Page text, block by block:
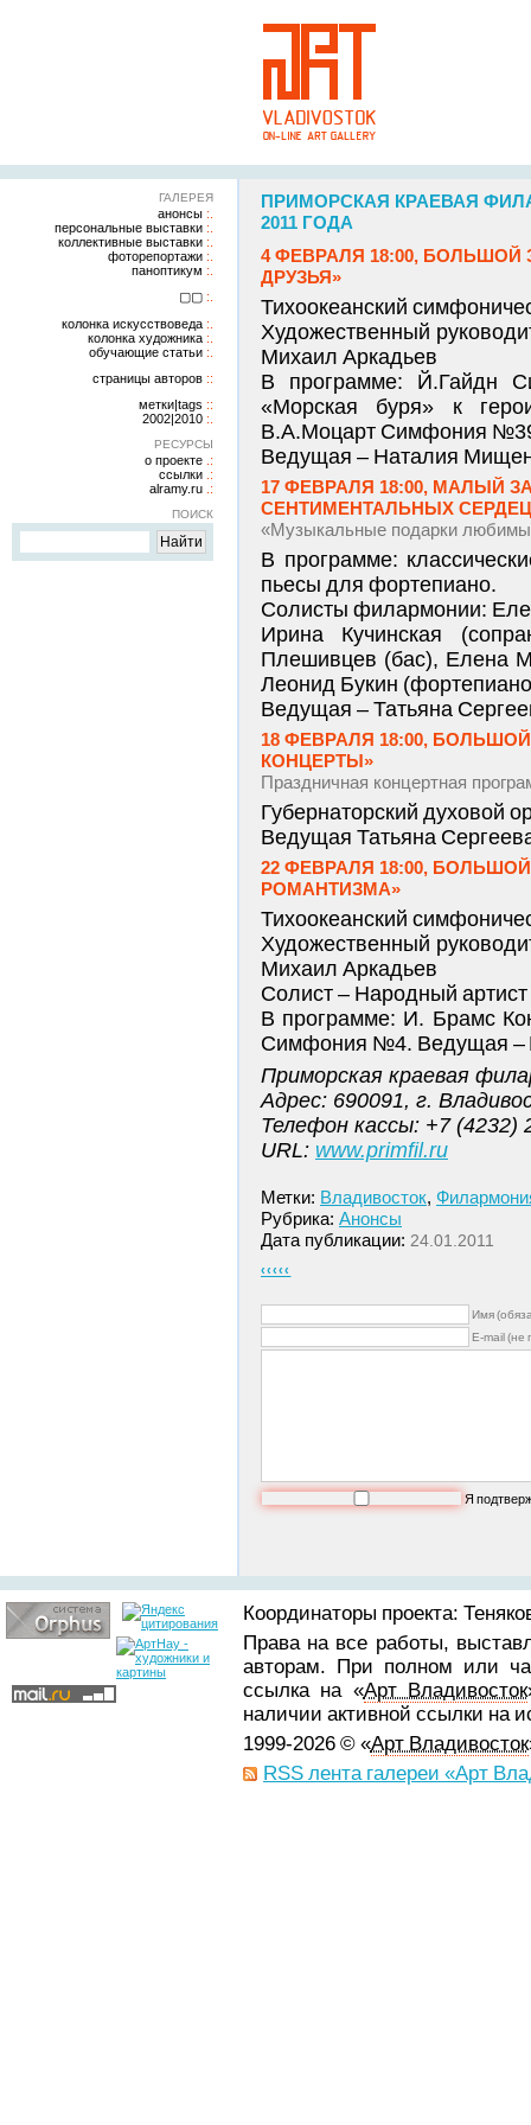
ГАЛЕРЕЯ
анонсы
персональные выставки
коллективные выставки
фоторепортажи
паноптикум
▢▢
колонка искусствоведа
колонка художника
обучающие статьи
страницы авторов
метки|tags
2002|2010
РЕСУРСЫ
о проекте
ссылки
alramy.ru
ПОИСК
ПРИМОРСКАЯ КРАЕВАЯ
2011 ГОДА
4 ФЕВРАЛЯ 18:00,
ДРУЗЬЯ»
Тихоокеанский
Художественный
Михаил Аркадьев
В программе: Й.Гайдн
«Морская буря» к
В.А.Моцарт Симфония
Ведущая – Наталия
17 ФЕВРАЛЯ 18:00, МАЛЫЙ
СЕНТИМЕНТАЛЬНЫХ
«Музыкальные подарки
В программе:
пьесы для фортепиано.
Солисты филармонии:
Ирина Кучинская
Плешивцев (бас), Елена
Леонид Букин
Ведущая – Татьяна
18 ФЕВРАЛЯ 18:00,
КОНЦЕРТЫ»
Праздничная концертная
Губернаторский духовой
Ведущая Татьяна
22 ФЕВРАЛЯ 18:00,
РОМАНТИЗМА»
Тихоокеанский
Художественный
Михаил Аркадьев
Солист – Народный
В программе: И. Брамс
Симфония №4. Ведущая –
Приморская краевая
Адрес: 690091, г.
Телефон кассы: +7 (4232)
URL: www.primfil.ru
Метки: Владивосток,
Рубрика: Анонсы
Дата публикации: 24.01.2011
‹‹‹‹‹
Имя
E-mail (не
Я
Координаторы проекта:
Права на все работы,
авторам. При полном или
ссылка на «Арт Владивосток
наличии активной ссылки на
1999-2026 © «Арт Владивосток
RSS лента галереи «Арт